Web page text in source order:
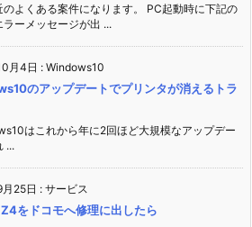
のよくある案件になります。 PC起動時に下記の
ラーメッセージが出 ...
月4日 : Windows10
のアップデートでプリンタが消えるトラ
はこれから年に2回ほど大規模なアップデー
...
25日 : サービス
をドコモへ修理に出したら